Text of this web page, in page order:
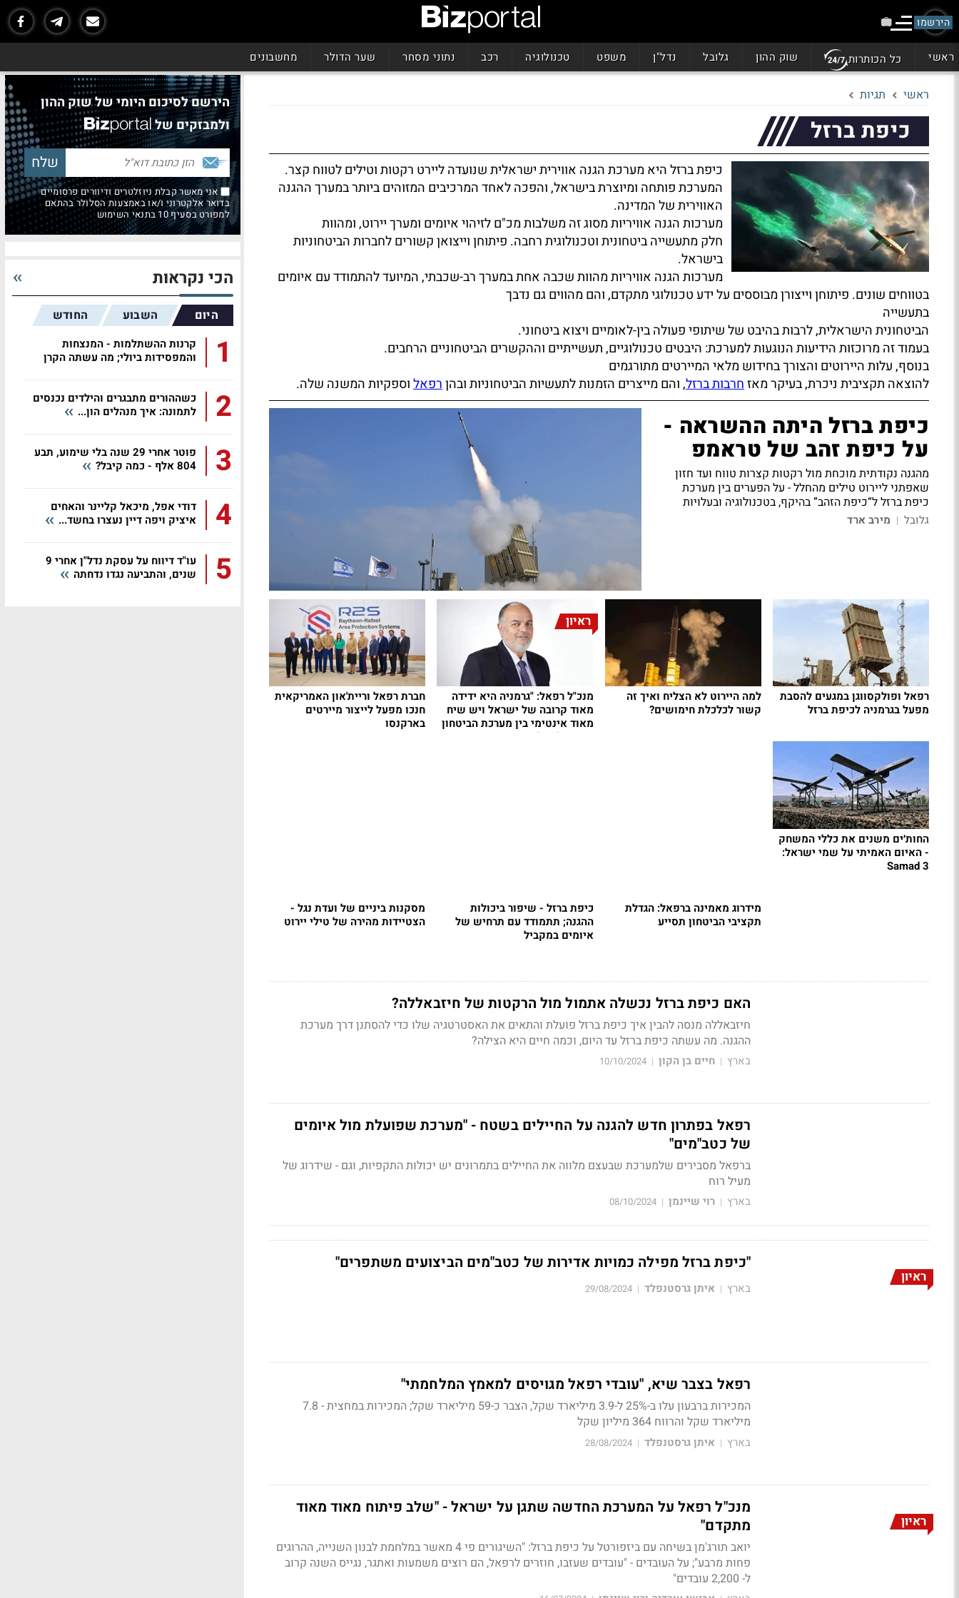
הירשמו
ראשי כל הכותרות שוק ההון גלובל נדל"ן משפט טכנולוגיה רכב נתוני מסחר שער הדולר מחשבונים
ראשי תגיות
כיפת ברזל
כיפת ברזל היא מערכת הגנה אווירית ישראלית שנועדה ליירט רקטות וטילים לטווח קצר.
המערכת פותחה ומיוצרת בישראל, והפכה לאחד המרכיבים המזוהים ביותר במערך ההגנה
האווירית של המדינה.
מערכות הגנה אוויריות מסוג זה משלבות מכ"ם לזיהוי איומים ומערך יירוט, ומהוות
חלק מתעשייה ביטחונית וטכנולוגית רחבה. פיתוחן וייצואן קשורים לחברות הביטחוניות
בישראל.
מערכות הגנה אוויריות מהוות שכבה אחת במערך רב-שכבתי, המיועד להתמודד עם איומים
בטווחים שונים. פיתוחן וייצורן מבוססים על ידע טכנולוגי מתקדם, והם מהווים גם נדבך
בתעשייה
הביטחונית הישראלית, לרבות בהיבט של שיתופי פעולה בין-לאומיים ויצוא ביטחוני.
בעמוד זה מרוכזות הידיעות הנוגעות למערכת: היבטים טכנולוגיים, תעשייתיים וההקשרים הביטחוניים הרחבים.
בנוסף, עלות היירוטים והצורך בחידוש מלאי המיירטים מתורגמים
להוצאה תקציבית ניכרת, בעיקר מאזחרבות ברזל, והם מייצרים הזמנות לתעשיות הביטחוניות ובהןרפאלוספקיות המשנה שלה.
כיפת ברזל היתה ההשראה -
על כיפת זהב של טראמפ
מהגנה נקודתית מוכחת מול רקטות קצרות טווח ועד חזון
שאפתני ליירוט טילים מהחלל - על הפערים בין מערכת
כיפת ברזל ל“כיפת הזהב” בהיקף, בטכנולוגיה ובעלויות
גלובל | מירב ארד
רפאל ופולקסווגן במגעים להסבת
מפעל בגרמניה לכיפת ברזל
למה היירוט לא הצליח ואיך זה
קשור לכלכלת חימושים?
ראיון
מנכ"ל רפאל: "גרמניה היא ידידה
מאוד קרובה של ישראל ויש שיח
מאוד אינטימי בין מערכת הביטחון
הישראלית לג
חברת רפאל וריית'און האמריקאית
חנכו מפעל לייצור מיירטים
בארקנסו
החות׳ים משנים את כללי המשחק
- האיום האמיתי על שמי ישראל:
Samad 3
מידרוג מאמינה ברפאל: הגדלת
תקציבי הביטחון תסייע
כיפת ברזל - שיפור ביכולות
ההגנה; תתמודד עם תרחיש של
איומים במקביל
מסקנות ביניים של ועדת נגל -
הצטיידות מהירה של טילי יירוט
האם כיפת ברזל נכשלה אתמול מול הרקטות של חיזבאללה?
חיזבאללה מנסה להבין איך כיפת ברזל פועלת והתאים את האסטרטגיה שלו כדי להסתנן דרך מערכת
ההגנה. מה עשתה כיפת ברזל עד היום, וכמה חיים היא הצילה?
בארץ | חיים בן הקון |
10/10/2024
רפאל בפתרון חדש להגנה על החיילים בשטח - "מערכת שפועלת מול איומים
של כטב"מים"
ברפאל מסבירים שלמערכת שבעצם מלווה את החיילים בתמרונים יש יכולות התקפיות, וגם - שידרוג של
מעיל רוח
בארץ | רוי שיינמן |
08/10/2024
ראיון
"כיפת ברזל מפילה כמויות אדירות של כטב"מים הביצועים משתפרים"
בארץ | איתן גרסטנפלד |
29/08/2024
רפאל בצבר שיא, "עובדי רפאל מגויסים למאמץ המלחמתי"
המכירות ברבעון עלו ב-25% ל-3.9 מיליארד שקל, הצבר כ-59 מיליארד שקל; המכירות במחצית - 7.8
מיליארד שקל והרווח 364 מיליון שקל
בארץ | איתן גרסטנפלד |
28/08/2024
ראיון
מנכ"ל רפאל על המערכת החדשה שתגן על ישראל - "שלב פיתוח מאוד מאוד
מתקדם"
יואב תורג'מן בשיחה עם ביזפורטל על כיפת ברזל
: "השיגורים פי 4 מאשר במלחמת לבנון השנייה, ההרוגים
פחות מרבע"; על העובדים - "עובדים שעזבו, חוזרים לרפאל, הם רוצים משמעות ואתגר, נגייס השנה קרוב
ל- 2,200 עובדים"
הירשם לסיכום היומי של שוק ההון
ולמבזקים של
אני מאשר קבלת ניוזלטרים ודיוורים פרסומיים
בדואר אלקטרוני ו/או באמצעות הסלולר בהתאם
למפורט בסעיף 10 בתנאי השימוש
הכי נקראות
היום השבוע החודש
1
קרנות ההשתלמות - המנצחות
והמפסידות ביולי; מה עשתה הקרן
2
כשההורים מתבגרים והילדים נכנסים
לתמונה: איך מנהלים הון...
3
פוטר אחרי 29 שנה בלי שימוע, תבע
804 אלף - כמה קיבל?
4
דודי אפל, מיכאל קליינר והאחים
איציק ויפה דיין נעצרו בחשד...
5
עו"ד דיווח על עסקת נדל"ן אחרי 9
שנים, והתביעה נגדו נדחתה